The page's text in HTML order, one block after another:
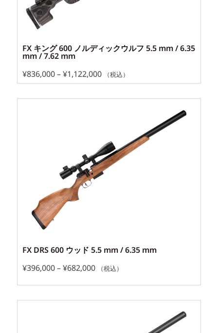
FX キング 600 ノルディックウルフ 5.5 mm / 6.35
mm / 7.62 mm
¥836,000–¥1,122,000 （税込）
FX DRS 600 ウッド 5.5 mm / 6.35 mm
¥396,000–¥682,000 （税込）